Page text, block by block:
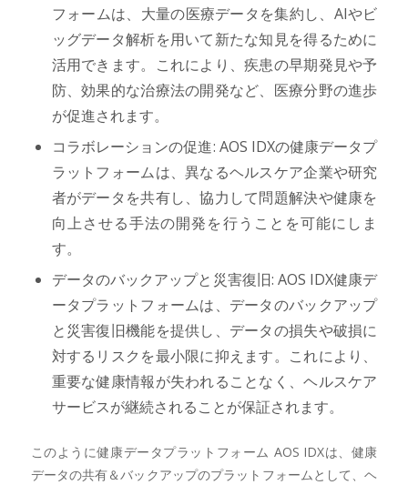
フォームは、大量の医療データを集約し、AIやビ
ッグデータ解析を用いて新たな知見を得るために
活用できます。これにより、疾患の早期発見や予
防、効果的な治療法の開発など、医療分野の進歩
が促進されます。
コラボレーションの促進: AOS IDXの健康データプ
ラットフォームは、異なるヘルスケア企業や研究
者がデータを共有し、協力して問題解決や健康を
向上させる手法の開発を行うことを可能にしま
す。
データのバックアップと災害復旧: AOS IDX健康デ
ータプラットフォームは、データのバックアップ
と災害復旧機能を提供し、データの損失や破損に
対するリスクを最小限に抑えます。これにより、
重要な健康情報が失われることなく、ヘルスケア
サービスが継続されることが保証されます。
このように健康データプラットフォーム AOS IDXは、健康
データの共有＆バックアップのプラットフォームとして、ヘ